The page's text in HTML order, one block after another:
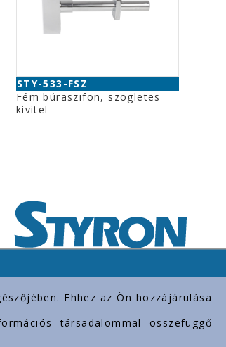
STY-533-FSZ
Fém búraszifon, szögletes
kivitel
Ehhez az Ön hozzájárulása
társadalommal összefüggő